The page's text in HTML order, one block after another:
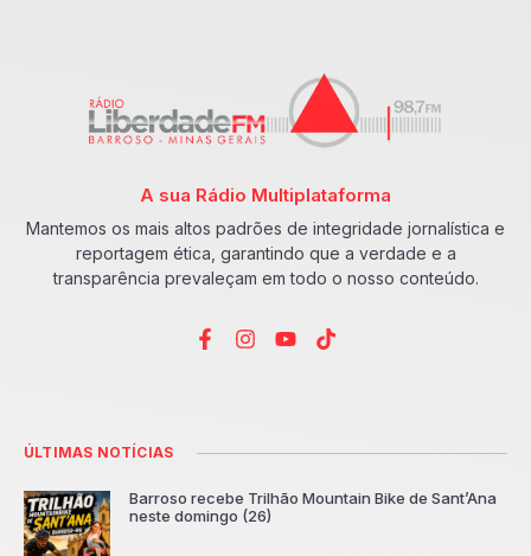
A sua Rádio Multiplataforma
Mantemos os mais altos padrões de integridade jornalística e
reportagem ética, garantindo que a verdade e a
transparência prevaleçam em todo o nosso conteúdo.
ÚLTIMAS NOTÍCIAS
Barroso recebe Trilhão Mountain Bike de Sant’Ana
neste domingo (26)